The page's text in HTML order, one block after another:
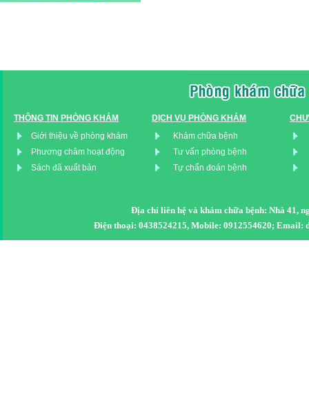
THÔNG TIN PHÒNG KHÁM DỊCH VỤ PHÒNG KHÁM
Giới thiệu về phòng khám
Khám chữa bệnh
Phương châm hoạt động
Tư vấn phòng bệnh
Sách đã xuất bản
Tự chẩn đoán bệnh
Địa chỉ liên hệ và khám chữa bệnh: Nhà 41,
Điện thoại: 0438524215, Mobile: 0912554620; Email: